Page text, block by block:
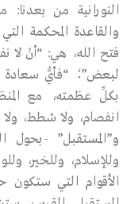
النورانية من بعدنا:
والقاعدة المحكمة
فتح الله، هي: “أنْ لا
لبعض”؛ “فأيُّ سعادة
بكلِّ عظمته، مع
انفصام، ولا شطط، ولا
و”المستقبل” -بحول
وللإسلام، وللخير،
الأقوام التي ستكون